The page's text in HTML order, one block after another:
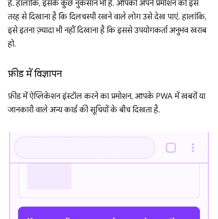
है. हालांकि, इसके कुछ नुकसान भी हैं. आपको अपने प्रमोशन को इस
तरह से दिखाना है कि दिलचस्पी रखने वाले लोग उसे देख पाएं. हालांकि,
इसे इतना ज़्यादा भी नहीं दिखाना है कि इससे उपयोगकर्ता अनुभव खराब
हो.
फ़ीड में विज्ञापन
फ़ीड में ऐप्लिकेशन इंस्टॉल करने का प्रमोशन, आपके PWA में खबरों या
जानकारी वाले अन्य कार्ड की सूचियों के बीच दिखता है.